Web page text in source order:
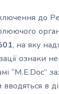
до
, на яку
ознаки
“M.E.Doc”
в